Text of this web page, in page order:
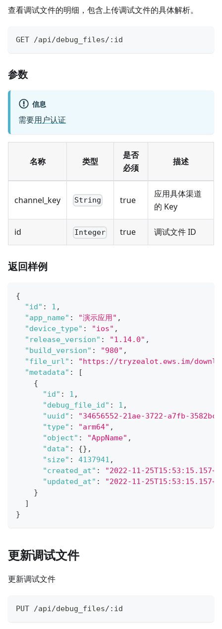
查看调试文件的明细，包含上传调试文件的具体解析。
GET /api/debug_files/:id
参数
信息
需要用户认证
名称 类型
是否
必须
描述
channel_key String true
应用具体渠道
的 Key
id Integer true 调试文件 ID
返回样例
{
"id" : 1 ,
"app_name" : "演示应用" ,
"device_type" : "ios" ,
"release_version" : "1.14.0" ,
"build_version" : "980" ,
"file_url" :
"https://tryzealot.ews.im/
"metadata" :
[
{
"id" : 1 ,
"debug_file_id" : 1 ,
"uuid" :
"34656552-21ae-3722-a7fb-
"type" : "arm64" ,
"object" : "AppName" ,
"data" : {} ,
"size" : 4137941 ,
"created_at" :
"2022-11-
"updated_at" :
"2022-11-
}
]
}
更新调试文件
更新调试文件
PUT /api/debug_files/:id